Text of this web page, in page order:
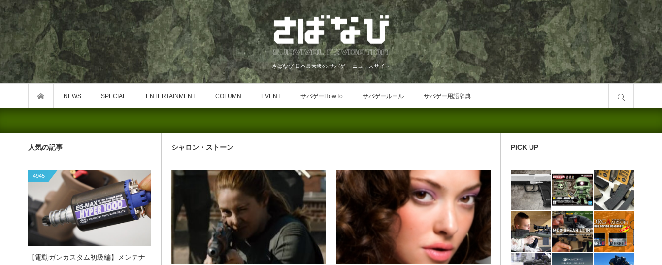
さばなび 日本最大級の サバゲー ニュースサイト
NEWS SPECIAL ENTERTAINMENT COLUMN EVENT サバゲーHowTo サバゲールール サバゲー用語辞典
シャロン・ストーン
人気の記事
4945
【電動ガンカスタム初級編】メンテナ
PICK UP